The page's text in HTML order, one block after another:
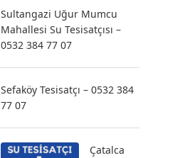
Sultangazi Uğur Mumcu
Mahallesi Su Tesisatçısı –
0532 384 77 07
Sefaköy Tesisatçı – 0532 384
77 07
Çatalca